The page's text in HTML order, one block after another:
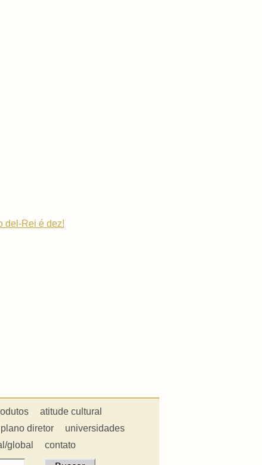
del-Rei é dez!
atitude cultural
plano diretor
universidades
global contato